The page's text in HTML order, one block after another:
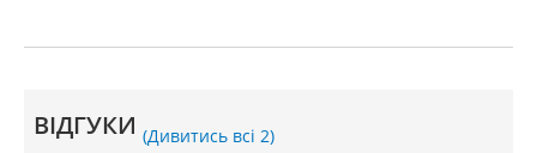
Купити автомагнітолу JVC KW-AV51EE
ВІДГУКИ (Дивитись всі 2)